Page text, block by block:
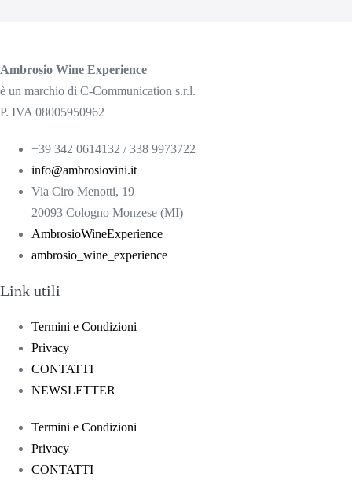
Ambrosio Wine Experience
è un marchio di C-Communication s.r.l.
P. IVA 08005950962
+39 342 0614132 / 338 9973722
info@ambrosiovini.it
Via Ciro Menotti, 19
20093 Cologno Monzese (MI)
AmbrosioWineExperience
ambrosio_wine_experience
Link utili
Termini e Condizioni
Privacy
CONTATTI
NEWSLETTER
Termini e Condizioni
Privacy
CONTATTI